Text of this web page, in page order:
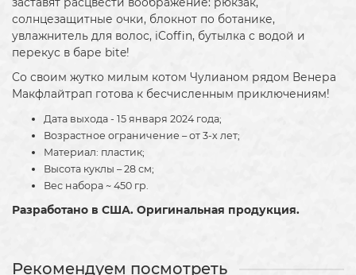
заставят расцвести воображение: рюкзак,
солнцезащитные очки, блокнот по ботанике,
увлажнитель для волос, iCoffin, бутылка с водой и
перекус в баре bite!
Со своим жутко милым котом Чулианом рядом Венера
Макфлайтрап готова к бесчисленным приключениям!
Дата выхода - 15 января 2024 года;
Возрастное ограничение – от 3-х лет;
Материал: пластик;
Высота куклы – 28 см;
Вес набора ~ 450 гр.
Разработано в США. Оригинальная продукция.
Рекомендуем посмотреть